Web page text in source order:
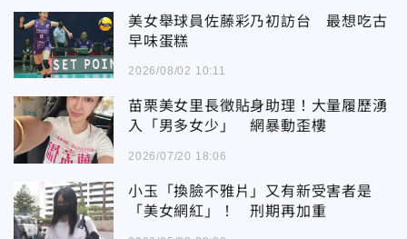
美女舉球員佐藤彩乃初訪台 最想吃古
早味蛋糕
2026/08/02 10:11
苗栗美女里長徵貼身助理！大量履歷湧
入「男多女少」 網暴動歪樓
2026/07/20 18:06
小玉「換臉不雅片」又有新受害者是
「美女網紅」！ 刑期再加重